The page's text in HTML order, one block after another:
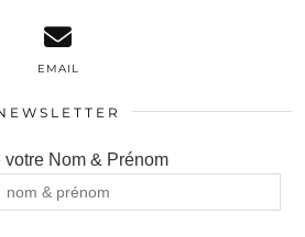
EMAIL
votre Nom & Prénom